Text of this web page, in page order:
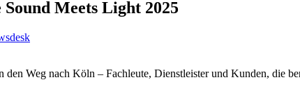
Meets Light 2025
den Weg nach Köln – Fachleute, Dienstleister und Kunden, die